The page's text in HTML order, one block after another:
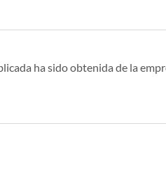
ha sido obtenida de la